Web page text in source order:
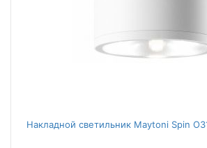
Накладной светильник Maytoni Spin